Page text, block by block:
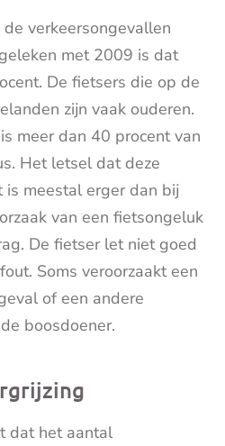
verkeersongevallen
met 2009 is dat
De fietsers die op de
zijn vaak ouderen.
meer dan 40 procent van
Het letsel dat deze
meestal erger dan bij
van een fietsongeluk
De fietser let niet goed
Soms veroorzaakt een
of een andere
boosdoener.
dat het aantal